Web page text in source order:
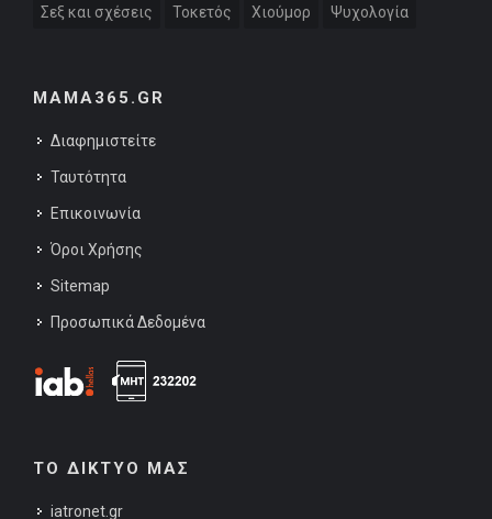
Σεξ και σχέσεις Τοκετός Χιούμορ Ψυχολογία
MAMA365.GR
Διαφημιστείτε
Ταυτότητα
Επικοινωνία
Όροι Χρήσης
Sitemap
Προσωπικά Δεδομένα
ΤΟ ΔΙΚΤΥΟ ΜΑΣ
iatronet.gr